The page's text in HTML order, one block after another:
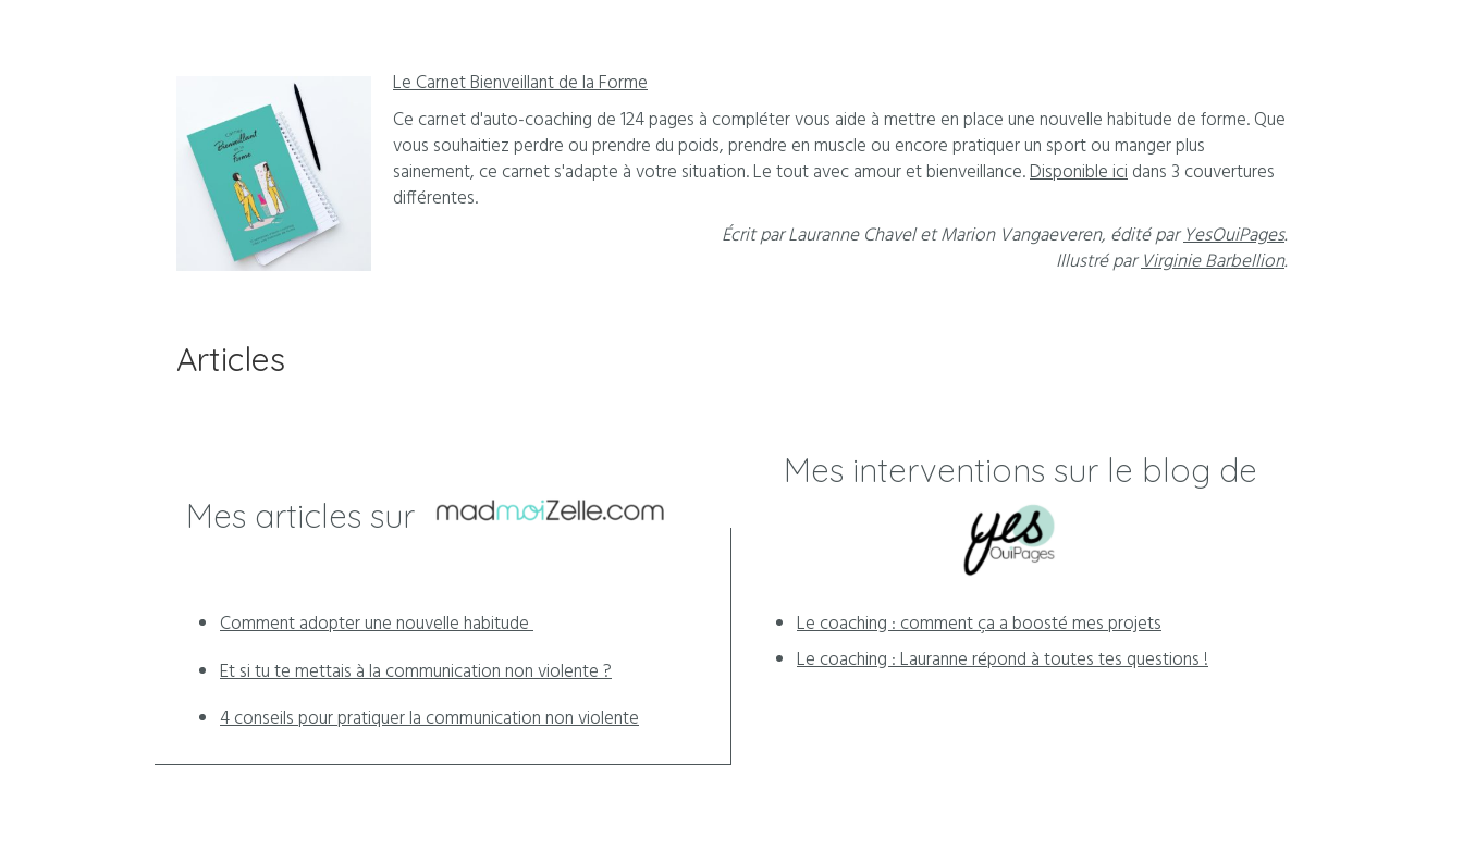
Le Carnet Bienveillant de la Forme
Ce carnet d'auto-coaching de 124 pages à compléter vous aide à mettre en place une nouvelle habitude de forme. Que
vous souhaitiez perdre ou prendre du poids, prendre en muscle ou encore pratiquer un sport ou manger plus
sainement, ce carnet s'adapte à votre situation. Le tout avec amour et bienveillance.Disponible icidans 3 couvertures
différentes.
Écrit par Lauranne Chavel et Marion Vangaeveren, édité parYesOuiPages.
Illustré parVirginie Barbellion.
Articles
Mes articles sur
Mes interventions sur le blog de
Comment adopter une nouvelle habitude
Et si tu te mettais à la communication non violente ?
4 conseils pour pratiquer la communication non violente
Le coaching : comment ça a boosté mes projets
Le coaching : Lauranne répond à toutes tes questions !